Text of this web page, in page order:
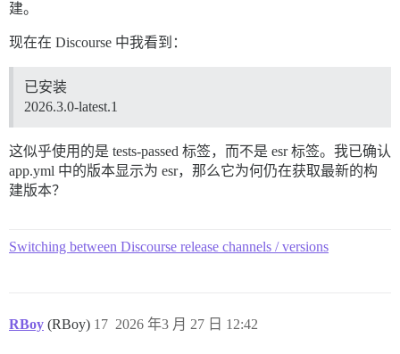
建。
现在在 Discourse 中我看到：
已安装
2026.3.0-latest.1
这似乎使用的是 tests-passed 标签，而不是 esr 标签。我已确认
app.yml 中的版本显示为 esr，那么它为何仍在获取最新的构
建版本？
Switching between Discourse release channels / versions
RBoy (RBoy) 2026 年3 月 27 日 12:42
17